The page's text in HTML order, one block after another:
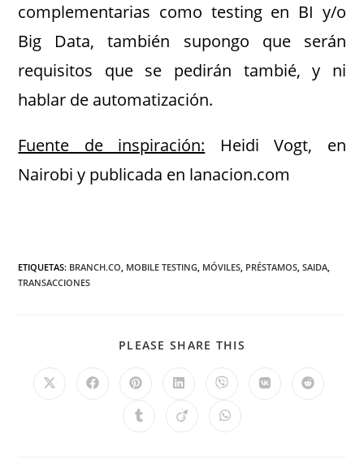
complementarias como testing en BI y/o
Big Data, también supongo que serán
requisitos que se pedirán tambié, y ni
hablar de automatización.
Fuente de inspiración: Heidi Vogt, en
Nairobi y publicada en lanacion.com
ETIQUETAS: BRANCH.CO, MOBILE TESTING, MÓVILES, PRÉSTAMOS, SAIDA,
TRANSACCIONES
PLEASE SHARE THIS